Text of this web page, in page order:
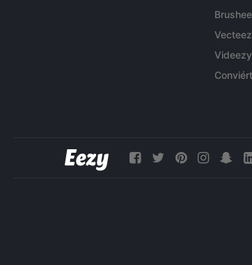
Videezy